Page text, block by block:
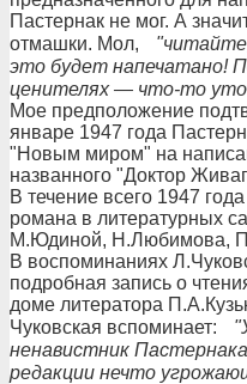
Пастернак не мог. А
отмашки. Мол,
это будет напечатано!
ценителях — что-то
Мое предположение
январе 1947 года
"Новым миром" на
названного "Доктор
В течение всего 1947
романа в литературных
М.Юдиной, Н.Любимова,
В воспоминаниях
подробная запись о
доме литератора
Чуковская вспоминает:
ненавистник
редакции нечто